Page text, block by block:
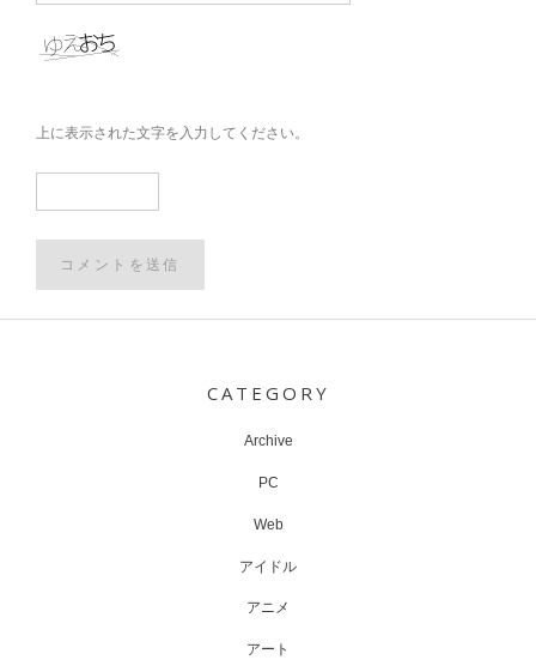
上に表示された文字を入力してください。
CATEGORY
Archive
PC
Web
アイドル
アニメ
アート